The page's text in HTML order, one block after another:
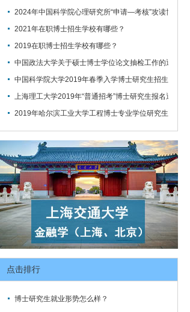
2024年中国科学院心理研究所“申请—考核”攻读博士学
2021年在职博士招生学校有哪些？
2019在职博士招生学校有哪些？
中国政法大学关于硕士博士学位论文抽检工作的通知
中国科学院大学2019年春季入学博士研究生招生网上报
上海理工大学2019年“普通招考”博士研究生报名通知
2019年哈尔滨工业大学工程博士专业学位研究生招生工
点击排行
博士研究生就业形势怎么样？